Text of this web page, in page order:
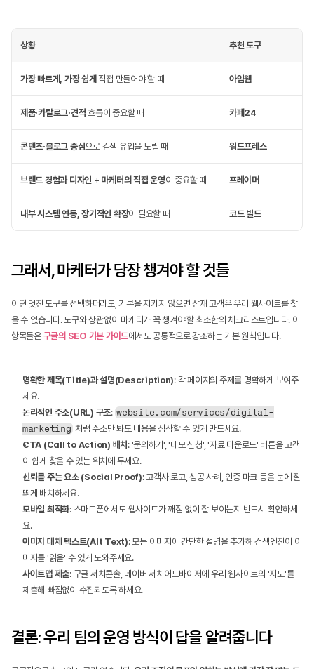
상황 추천 도구
가장 빠르게, 가장 쉽게 직접 만들어야 할 때 아임웹
제품·카탈로그·견적 흐름이 중요할 때 카페24
콘텐츠·블로그 중심으로 검색 유입을 노릴 때 워드프레스
브랜드 경험과 디자인 + 마케터의 직접 운영이 중요할 때 프레이머
내부 시스템 연동, 장기적인 확장이 필요할 때 코드 빌드
그래서, 마케터가 당장 챙겨야 할 것들
어떤 멋진 도구를 선택하더라도, 기본을 지키지 않으면 잠재 고객은 우리 웹사이트를 찾
을 수 없습니다. 도구와 상관없이 마케터가 꼭 챙겨야 할 최소한의 체크리스트입니다. 이
항목들은 구글의 SEO 기본 가이드에서도 공통적으로 강조하는 기본 원칙입니다.
명확한 제목(Title)과 설명(Description): 각 페이지의 주제를 명확하게 보여주
세요.
논리적인 주소(URL) 구조: website.com/services/digital-
marketing 처럼 주소만 봐도 내용을 짐작할 수 있게 만드세요.
CTA (Call to Action) 배치 : '문의하기', '데모 신청', '자료 다운로드' 버튼을 고객
이 쉽게 찾을 수 있는 위치에 두세요.
신뢰를 주는 요소 (Social Proof): 고객사 로고, 성공 사례, 인증 마크 등을 눈에 잘
띄게 배치하세요.
모바일 최적화: 스마트폰에서도 웹사이트가 깨짐 없이 잘 보이는지 반드시 확인하세
요.
이미지 대체 텍스트(Alt Text): 모든 이미지에 간단한 설명을 추가해 검색엔진이 이
미지를 '읽을' 수 있게 도와주세요.
사이트맵 제출: 구글 서치콘솔, 네이버 서치어드바이저에 우리 웹사이트의 '지도'를
제출해 빠짐없이 수집되도록 하세요.
결론: 우리 팀의 운영 방식이 답을 알려줍니다